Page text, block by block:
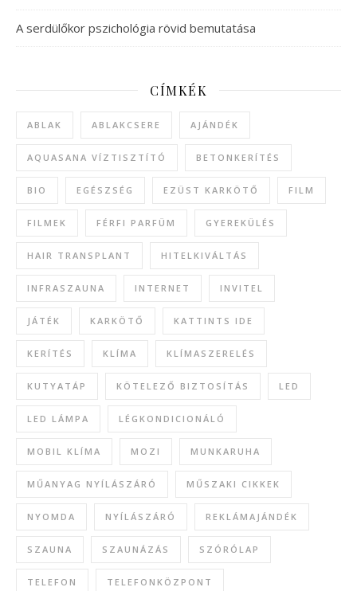
A serdülőkor pszichológia rövid bemutatása
CÍMKÉK
ABLAK ABLAKCSERE AJÁNDÉK
AQUASANA VÍZTISZTÍTÓ BETONKERÍTÉS
BIO EGÉSZSÉG EZÜST KARKÖTŐ FILM
FILMEK FÉRFI PARFÜM GYEREKÜLÉS
HAIR TRANSPLANT HITELKIVÁLTÁS
INFRASZAUNA INTERNET INVITEL
JÁTÉK KARKÖTŐ KATTINTS IDE
KERÍTÉS KLÍMA KLÍMASZERELÉS
KUTYATÁP KÖTELEZŐ BIZTOSÍTÁS LED
LED LÁMPA LÉGKONDICIONÁLÓ
MOBIL KLÍMA MOZI MUNKARUHA
MŰANYAG NYÍLÁSZÁRÓ MŰSZAKI CIKKEK
NYOMDA NYÍLÁSZÁRÓ REKLÁMAJÁNDÉK
SZAUNA SZAUNÁZÁS SZÓRÓLAP
TELEFON TELEFONKÖZPONT